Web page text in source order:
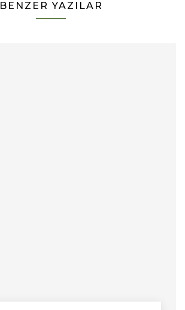
BENZER YAZILAR